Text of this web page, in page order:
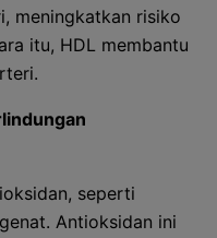
meningkatkan risiko
itu, HDL membantu
seperti
Antioksidan ini